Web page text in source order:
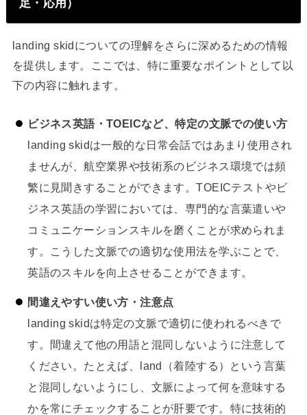
足・応用）
landing skidについての理解をさらに深めるための情報
を提供します。ここでは、特に重要なポイントとして以
下の内容に触れます。
ビジネス英語・TOEICなど、特定の文脈での使い方
landing skidは一般的な日常会話ではあまり使用され
ませんが、航空業界や技術系のビジネス環境では頻
繁に見聞きすることができます。TOEICテストやビ
ジネス英語の学習においては、専門的な言葉遣いや
コミュニケーションスキルを磨くことが求められま
す。こうした文脈での適切な使用法を学ぶことで、
英語のスキルを向上させることができます。
間違えやすい使い方・注意点
landing skidは特定の文脈で適切に使われるべきで
す。間違えて他の用語と混同しないように注意して
ください。たとえば、land（着陸する）という言葉
と混同しないようにし、文脈によって何を意味する
かを常にチェックすることが肝要です。特に技術的